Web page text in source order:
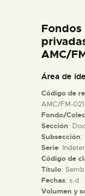
█
EL
Fondos
AMC/
Área de
Código de
AMC/FM-
Fondo/
Sección:
Subsección:
Serie:
Código de
Título:
Fechas: s.d.
Volumen y